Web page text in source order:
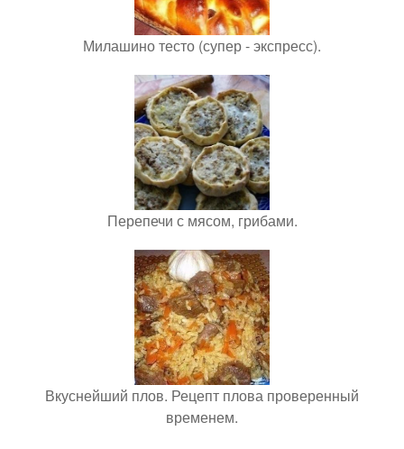
Милашино тесто (супер - экспресс).
Перепечи с мясом, грибами.
Вкуснейший плов. Рецепт плова проверенный
временем.